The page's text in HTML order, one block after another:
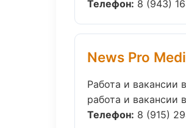
Телефон: 8 (943)
News Pro
Работа и вакансии
работа и вакансии
Телефон: 8 (915)